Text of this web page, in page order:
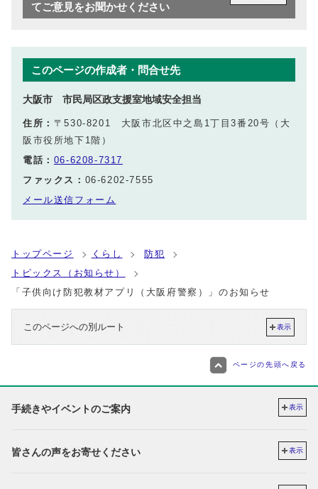
てご意見をお聞かせください
このページの作成者・問合せ先
大阪市 市民局区政支援室地域安全担当
住所： 〒530-8201 大阪市北区中之島1丁目3番20号（大
阪市役所地下1階）
電話： 06-6208-7317
ファックス： 06-6202-7555
メール送信フォーム
トップページ くらし
防犯
トピックス（お知らせ）
「子供向け防犯教材アプリ（大阪府警察）」のお知らせ
このページへの別ルート 表示
ページの先頭へ戻る
手続きやイベントのご案内 表示
皆さんの声をお寄せください 表示